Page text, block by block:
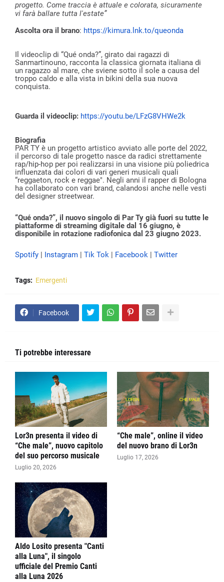
progetto. Come traccia è attuale e colorata, sicuramente
vi farà ballare tutta l'estate”
Ascolta ora il brano: https://kimura.lnk.to/queonda
Il videoclip di “Qué onda?”, girato dai ragazzi di
Sanmartinouno, racconta la classica giornata italiana di
un ragazzo al mare, che sviene sotto il sole a causa del
troppo caldo e alla vista in bikini della sua nuova
conquista.
Guarda il videoclip: https://youtu.be/LFzG8VHWe2k
Biografia
PAR TY è un progetto artistico avviato alle porte del 2022,
il percorso di tale progetto nasce da radici strettamente
rap/hip-hop per poi realizzarsi in una visione più poliedrica
influenzata dai colori di vari generi musicali quali
“reggaeton, rock e reggae". Negli anni il rapper di Bologna
ha collaborato con vari brand, calandosi anche nelle vesti
del designer streetwear.
“Qué onda?”, il nuovo singolo di Par Ty già fuori su tutte le
piattaforme di streaming digitale dal 16 giugno, è
disponibile in rotazione radiofonica dal 23 giugno 2023.
Spotify | Instagram | Tik Tok | Facebook | Twitter
Tags: Emergenti
Facebook
Ti potrebbe interessare
Lor3n presenta il video di
“Che male”, nuovo capitolo
del suo percorso musicale
Luglio 20, 2026
“Che male”, online il video
del nuovo brano di Lor3n
Luglio 17, 2026
Aldo Losito presenta "Canti
alla Luna", il singolo
ufficiale del Premio Canti
alla Luna 2026